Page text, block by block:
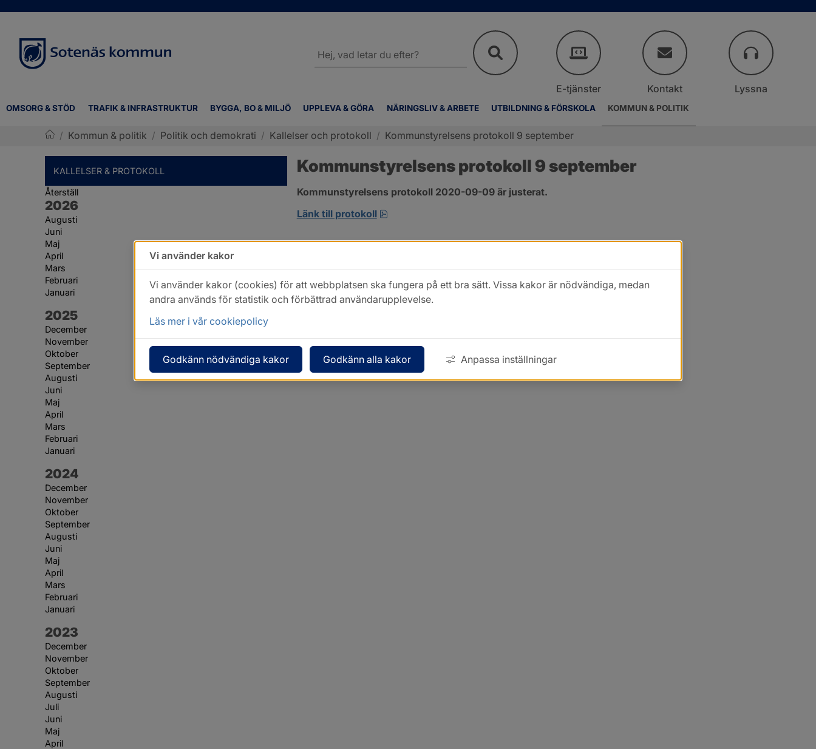
OMSORG & STÖD TRAFIK & INFRASTRUKTUR BYGGA, BO & MILJÖ UPPLEVA & GÖRA NÄRINGSLIV & ARBETE UTBILDNING & FÖRSKOLA KOMMUN & POLITIK
webbplatsen
E-tjänster Kontakt Lyssna
/ Kommun & politik / Politik och demokrati / Kallelser och protokoll / Kommunstyrelsens protokoll 9 september
KALLELSER & PROTOKOLL
Återställ
År:
2026
Augusti
Juni
Maj
April
Mars
Februari
Januari
År:
2025
December
November
Oktober
September
Augusti
Juni
Maj
April
Mars
Februari
Januari
År:
2024
December
November
Oktober
September
Augusti
Juni
Maj
April
Mars
Februari
Januari
År:
2023
December
November
Oktober
September
Augusti
Juli
Juni
Maj
April
Kommunstyrelsens protokoll 9 september
Kommunstyrelsens protokoll 2020-09-09 är justerat.
Länk till protokoll
pdf, 421.6 kB, öppnas i nytt fönster.
Vi använder kakor
Vi använder kakor (cookies) för att webbplatsen ska fungera på ett bra sätt. Vissa kakor är nödvändiga, medan
andra används för statistik och förbättrad användarupplevelse.
Läs mer i vår cookiepolicy
Godkänn nödvändiga kakor Godkänn alla kakor Anpassa inställningar